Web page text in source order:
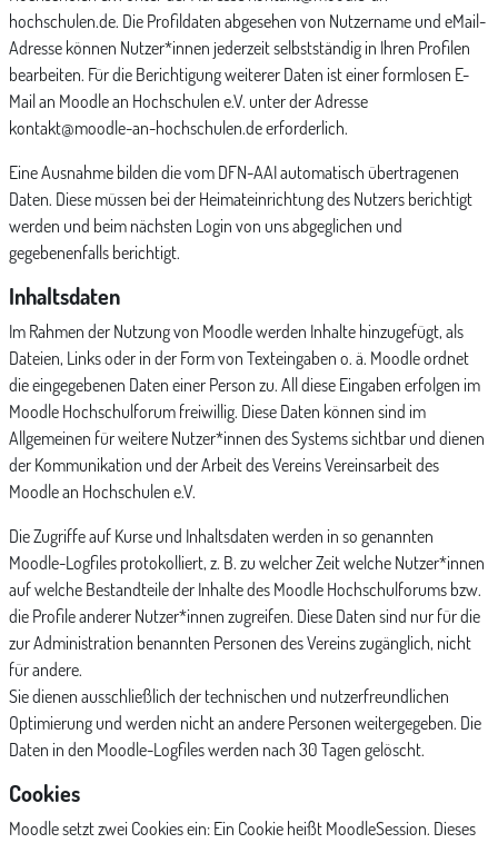
hochschulen.de. Die Profildaten abgesehen von Nutzername und eMail-
Adresse können Nutzer*innen jederzeit selbstständig in Ihren Profilen
bearbeiten. Für die Berichtigung weiterer Daten ist einer formlosen E-
Mail an Moodle an Hochschulen e.V. unter der Adresse
kontakt@moodle-an-hochschulen.de erforderlich.
Eine Ausnahme bilden die vom DFN-AAI automatisch übertragenen
Daten. Diese müssen bei der Heimateinrichtung des Nutzers berichtigt
werden und beim nächsten Login von uns abgeglichen und
gegebenenfalls berichtigt.
Inhaltsdaten
Im Rahmen der Nutzung von Moodle werden Inhalte hinzugefügt, als
Dateien, Links oder in der Form von Texteingaben o. ä. Moodle ordnet
die eingegebenen Daten einer Person zu. All diese Eingaben erfolgen im
Moodle Hochschulforum freiwillig. Diese Daten können sind im
Allgemeinen für weitere Nutzer*innen des Systems sichtbar und dienen
der Kommunikation und der Arbeit des Vereins Vereinsarbeit des
Moodle an Hochschulen e.V.
Die Zugriffe auf Kurse und Inhaltsdaten werden in so genannten
Moodle-Logfiles protokolliert, z. B. zu welcher Zeit welche Nutzer*innen
auf welche Bestandteile der Inhalte des Moodle Hochschulforums bzw.
die Profile anderer Nutzer*innen zugreifen. Diese Daten sind nur für die
zur Administration benannten Personen des Vereins zugänglich, nicht
für andere.
Sie dienen ausschließlich der technischen und nutzerfreundlichen
Optimierung und werden nicht an andere Personen weitergegeben. Die
Daten in den Moodle-Logfiles werden nach 30 Tagen gelöscht.
Cookies
Moodle setzt zwei Cookies ein: Ein Cookie heißt MoodleSession. Dieses